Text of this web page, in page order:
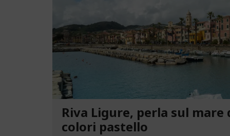
Riva Ligure, perla sul mare
colori pastello